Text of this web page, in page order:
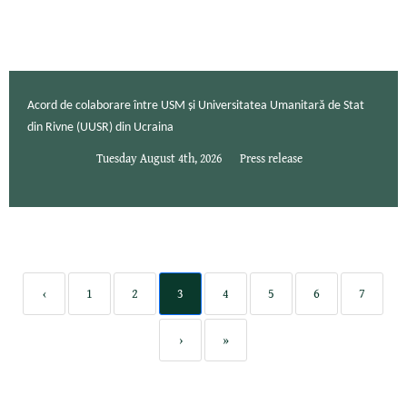
Acord de colaborare între USM și Universitatea Umanitară de Stat
din Rivne (UUSR) din Ucraina
Tuesday August 4th, 2026 Press release
‹ 1 2 3 4 5 6 7
› »